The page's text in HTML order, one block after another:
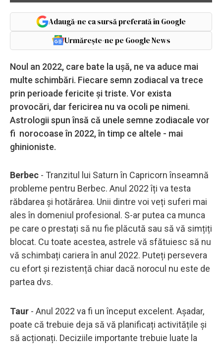
Adaugă-ne ca sursă preferată în Google
Urmărește-ne pe Google News
Noul an 2022, care bate la ușă, ne va aduce mai
multe schimbări. Fiecare semn zodiacal va trece
prin perioade fericite și triste. Vor exista
provocări, dar fericirea nu va ocoli pe nimeni.
Astrologii spun însă că unele semne zodiacale vor
fi norocoase în 2022, în timp ce altele - mai
ghinioniste.
Berbec - Tranzitul lui Saturn în Capricorn înseamnă
probleme pentru Berbec. Anul 2022 îți va testa
răbdarea și hotărârea. Unii dintre voi veți suferi mai
ales în domeniul profesional. S-ar putea ca munca
pe care o prestați să nu fie plăcută sau să vă simțiți
blocat. Cu toate acestea, astrele vă sfătuiesc să nu
vă schimbați cariera în anul 2022. Puteți persevera
cu efort și rezistență chiar dacă norocul nu este de
partea dvs.
Taur - Anul 2022 va fi un început excelent. Așadar,
poate că trebuie deja să vă planificați activitățile și
să acționați. Deciziile importante trebuie luate la